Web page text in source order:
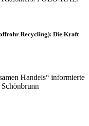
Recycling): Die Kraft
Handels“ informierte